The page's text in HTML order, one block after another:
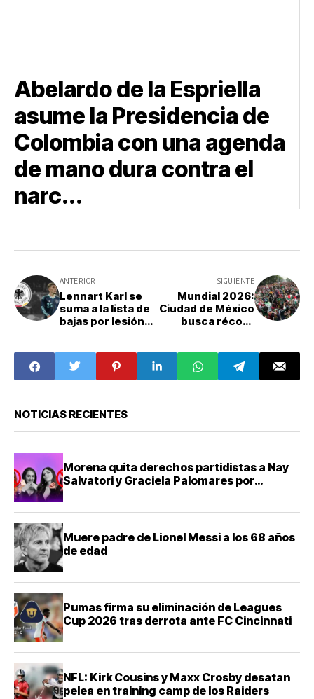
Abelardo de la Espriella
asume la Presidencia de
Colombia con una agenda
de mano dura contra el
narc...
ANTERIOR
Lennart Karl se
suma a la lista de
bajas por lesión
SIGUIENTE
Mundial 2026:
Ciudad de México
busca récord
del mundo"
NOTICIAS RECIENTES
Morena quita derechos partidistas a Nay
Salvatori y Graciela Palomares por
Muere padre de Lionel Messi a los 68 años
de edad
Pumas firma su eliminación de Leagues
Cup 2026 tras derrota ante FC Cincinnati
NFL: Kirk Cousins y Maxx Crosby desatan
pelea en training camp de los Raiders